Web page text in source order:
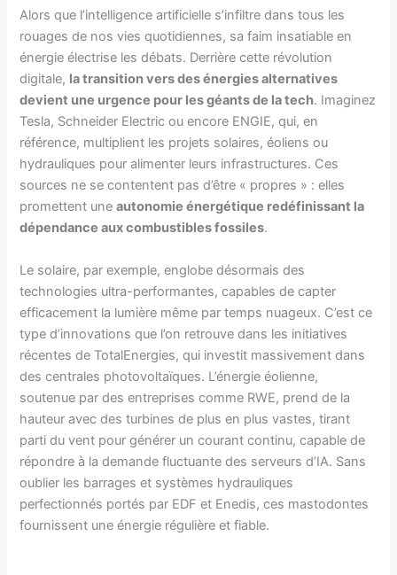
Alors que l’intelligence artificielle s’infiltre dans tous les
rouages de nos vies quotidiennes, sa faim insatiable en
énergie électrise les débats. Derrière cette révolution
digitale, la transition vers des énergies alternatives
devient une urgence pour les géants de la tech. Imaginez
Tesla, Schneider Electric ou encore ENGIE, qui, en
référence, multiplient les projets solaires, éoliens ou
hydrauliques pour alimenter leurs infrastructures. Ces
sources ne se contentent pas d’être « propres » : elles
promettent uneautonomie énergétique redéfinissant la
dépendance aux combustibles fossiles.
Le solaire, par exemple, englobe désormais des
technologies ultra-performantes, capables de capter
efficacement la lumière même par temps nuageux. C’est ce
type d’innovations que l’on retrouve dans les initiatives
récentes de TotalEnergies, qui investit massivement dans
des centrales photovoltaïques. L’énergie éolienne,
soutenue par des entreprises comme RWE, prend de la
hauteur avec des turbines de plus en plus vastes, tirant
parti du vent pour générer un courant continu, capable de
répondre à la demande fluctuante des serveurs d’IA. Sans
oublier les barrages et systèmes hydrauliques
perfectionnés portés par EDF et Enedis, ces mastodontes
fournissent une énergie régulière et fiable.